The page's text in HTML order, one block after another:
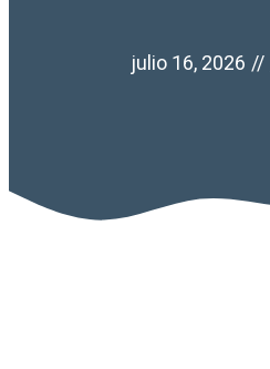
julio 16, 2026 //